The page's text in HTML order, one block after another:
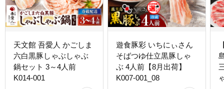
天文館 吾愛人 かごしま
六白黒豚しゃぶしゃぶ
鍋セット 3～4人前
K014-001
遊食豚彩 いちにぃさん
そばつゆ仕立黒豚しゃ
ぶ 4人前【8月出荷】
K007-001_08